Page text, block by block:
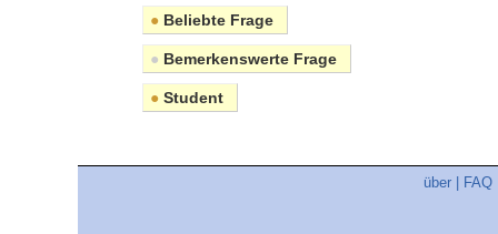
● Beliebte Frage
● Bemerkenswerte Frage
● Student
über FAQ